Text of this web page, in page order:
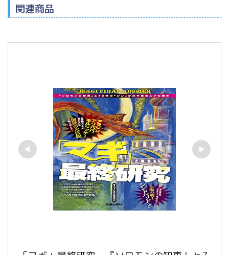
関連商品